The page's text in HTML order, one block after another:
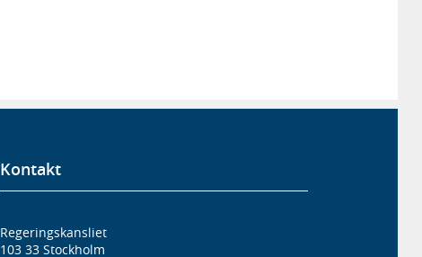
Kontakt
Regeringskansliet
103 33 Stockholm